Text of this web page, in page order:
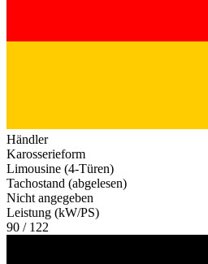
Händler
Karosserieform
Limousine (4-Türen)
Tachostand (abgelesen)
Nicht angegeben
Leistung (kW/PS)
90 / 122